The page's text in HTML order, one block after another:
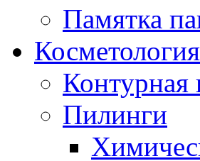
Памятка
Косметология
Контурная
Пилинги